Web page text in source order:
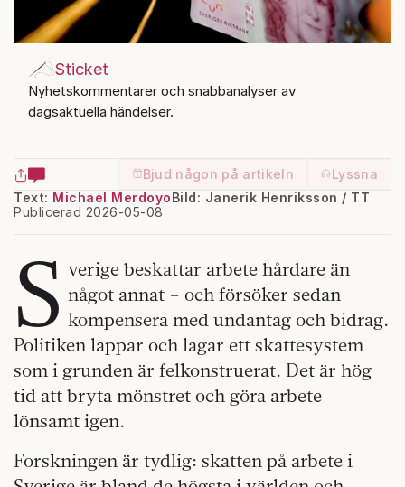
Sticket
Nyhetskommentarer och snabbanalyser av
dagsaktuella händelser.
Bjud någon på artikeln
Lyssna
Text: Michael Merdoyo
Publicerad 2026-05-08
Bild: Janerik Henriksson / TT
S verige beskattar arbete hårdare än
något annat – och försöker sedan
kompensera med undantag och bidrag.
Politiken lappar och lagar ett skattesystem
som i grunden är felkonstruerat. Det är hög
tid att bryta mönstret och göra arbete
lönsamt igen.
Forskningen är tydlig: skatten på arbete i